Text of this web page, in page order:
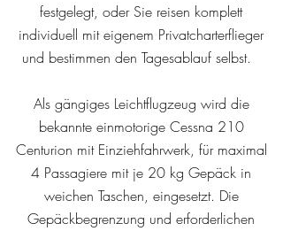
festgelegt, oder Sie reisen komplett
individuell mit eigenem Privatcharterflieger
und bestimmen den Tagesablauf selbst.
Als gängiges Leichtflugzeug wird die
bekannte einmotorige Cessna 210
Centurion mit Einziehfahrwerk, für maximal
4 Passagiere mit je 20 kg Gepäck in
weichen Taschen, eingesetzt. Die
Gepäckbegrenzung und erforderlichen